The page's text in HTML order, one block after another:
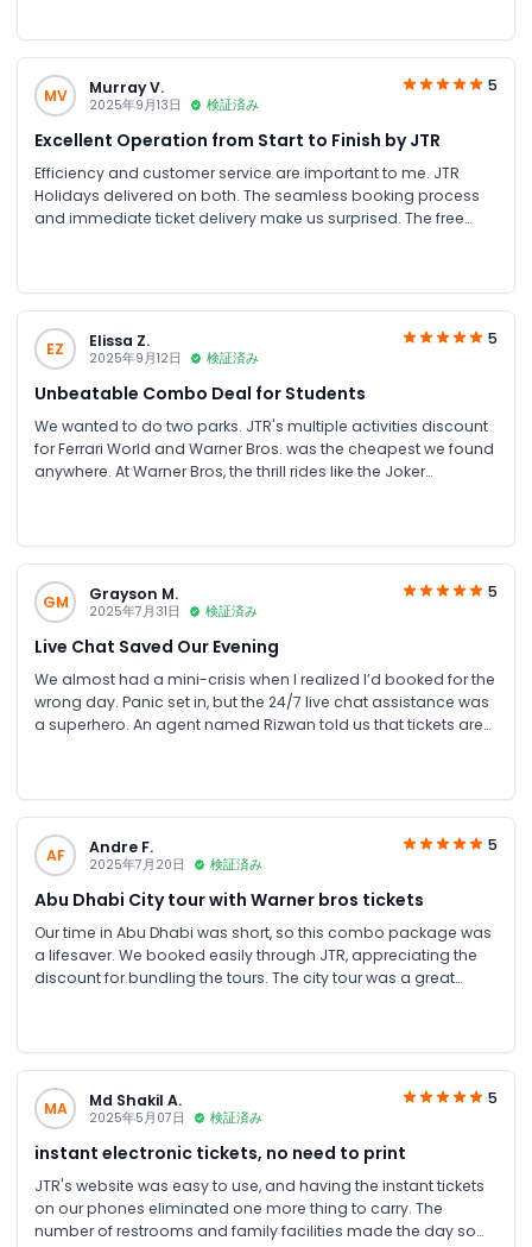
meant there was never a dull moment.
MV
Murray V.
2025年9月13日 検証済み
5
Excellent Operation from Start to Finish by JTR
Efficiency and customer service are important to me. JTR
Holidays delivered on both. The seamless booking process
and immediate ticket delivery make us surprised. The free
EZ Elissa Z.
2025年9月12日 検証済み
5
Unbeatable Combo Deal for Students
We wanted to do two parks. JTR's multiple activities discount
for Ferrari World and Warner Bros. was the cheapest we found
anywhere. At Warner Bros, the thrill rides like the Joker
GM Grayson M.
2025年7月31日 検証済み
5
Live Chat Saved Our Evening
We almost had a mini-crisis when I realized I’d booked for the
wrong day. Panic set in, but the 24/7 live chat assistance was
a superhero. An agent named Rizwan told us that tickets are
AF Andre F.
2025年7月20日 検証済み
5
Abu Dhabi City tour with Warner bros tickets
Our time in Abu Dhabi was short, so this combo package was
a lifesaver. We booked easily through JTR, appreciating the
discount for bundling the tours. The city tour was a great
MA Md Shakil A.
2025年5月07日 検証済み
5
instant electronic tickets, no need to print
JTR's website was easy to use, and having the instant tickets
on our phones eliminated one more thing to carry. The
number of restrooms and family facilities made the day so